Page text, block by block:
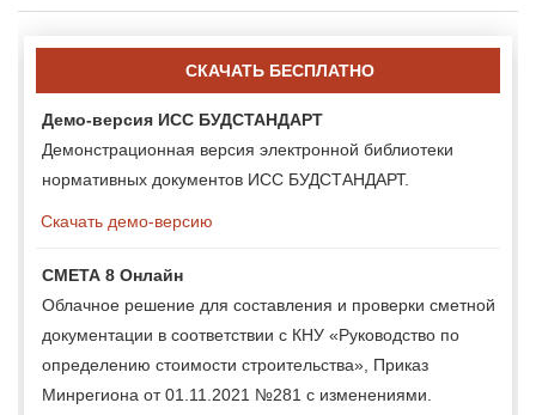
СКАЧАТЬ БЕСПЛАТНО
Демо-версия ИСС БУДСТАНДАРТ
Демонстрационная версия электронной библиотеки
нормативных документов ИСС БУДСТАНДАРТ.
Скачать демо-версию
СМЕТА 8 Онлайн
Облачное решение для составления и проверки сметной
документации в соответствии с КНУ «Руководство по
определению стоимости строительства», Приказ
Минрегиона от 01.11.2021 №281 с изменениями.